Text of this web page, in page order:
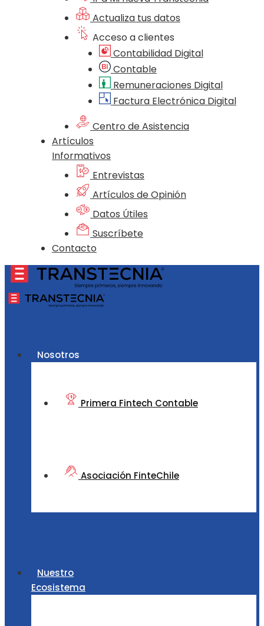
Actualiza tus datos
Acceso a clientes
Contabilidad Digital
Contable
Remuneraciones Digital
Factura Electrónica Digital
Centro de Asistencia
Artículos
Informativos
Entrevistas
Artículos de Opinión
Datos Útiles
Suscríbete
Contacto
Nosotros
Primera Fintech Contable
Asociación FinteChile
Nuestro
Ecosistema